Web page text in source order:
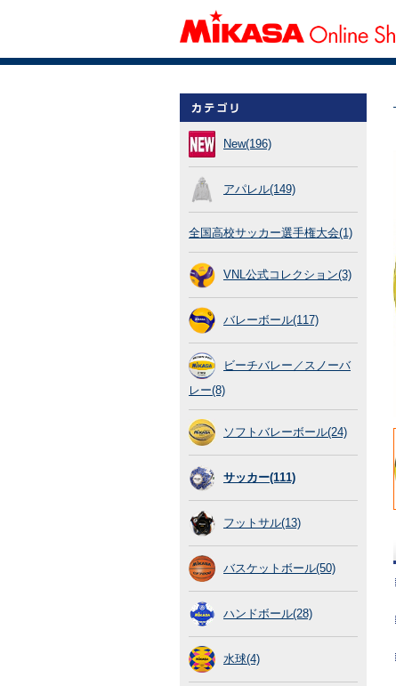
New(196)
アパレル(149)
全国高校サッカー選手権大会(1)
VNL公式コレクション(3)
バレーボール(117)
ビーチバレー／スノーバ
レー(8)
ソフトバレーボール(24)
サッカー(111)
フットサル(13)
バスケットボール(50)
ハンドボール(28)
水球(4)